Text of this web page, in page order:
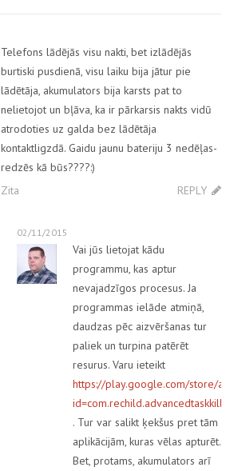
Telefons lādējās visu nakti, bet izlādējās
burtiski pusdienā, visu laiku bija jātur pie
lādētāja, akumulators bija karsts pat to
nelietojot un bļāva, ka ir pārkarsis nakts vidū
atrodoties uz galda bez lādētāja
kontaktligzdā. Gaidu jaunu bateriju 3 nedēļas-
redzēs kā būs????:)
Zita
REPLY
02/11/2015
Vai jūs lietojat kādu
programmu, kas aptur
nevajadzīgos procesus. Ja
programmas ielāde atmiņā,
daudzas pēc aizvēršanas tur
paliek un turpina patērēt
resurus. Varu ieteikt
https://play.google.com/store/
. Tur var salikt ķekšus pret tām
aplikācijām, kuras vēlas apturēt.
Bet, protams, akumulators arī